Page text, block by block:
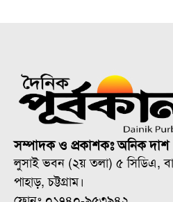
সম্পাদক ও প্রকাশকঃ অনিক দাশ
লুসাই ভবন (২য় তলা) ৫ সিডিএ,
পাহাড়, চট্টগ্রাম।